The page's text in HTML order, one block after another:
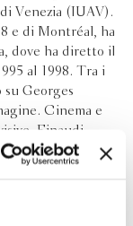
Venezia (IUAV).
e di Montréal, ha
dove ha diretto il
al 1998. Tra i
Georges
Cinema e
Einaudi
nel cinema